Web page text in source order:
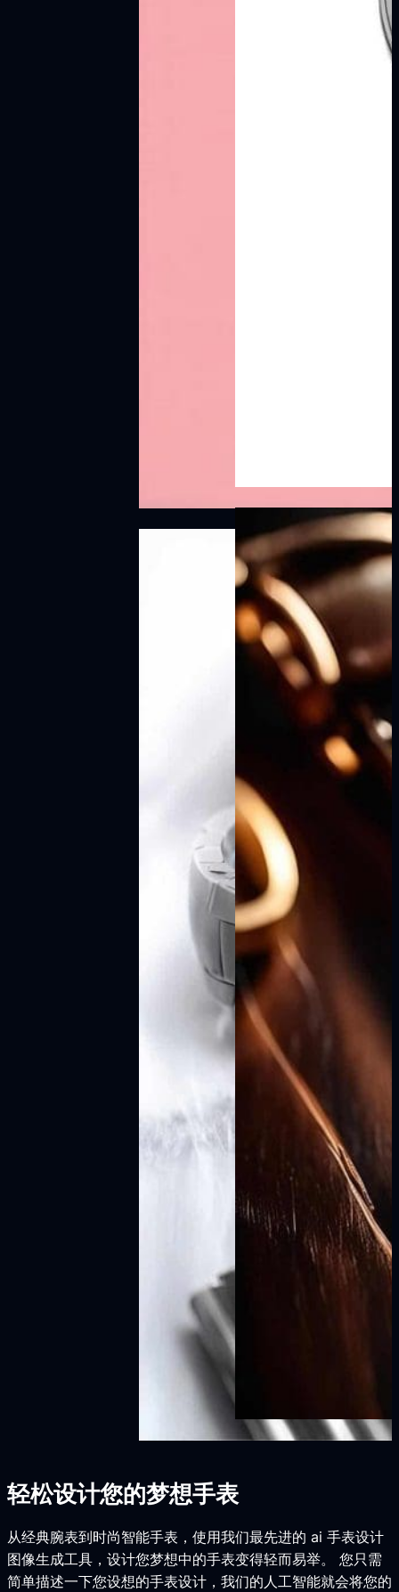
轻松设计您的梦想手表
从经典腕表到时尚智能手表，使用我们最先进的 ai 手表设计
图像生成工具，设计您梦想中的手表变得轻而易举。 您只需
简单描述一下您设想的手表设计，我们的人工智能就会将您的